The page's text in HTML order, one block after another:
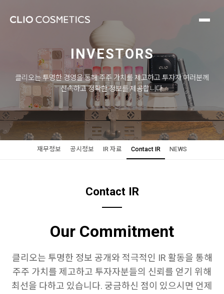
INVESTORS
클리오는 투명한 경영을 통해 주주 가치를 제고하고 투자자 여러분께
신속하고 정확한 정보를 제공합니다.
재무정보 공시정보 IR 자료 Contact IR NEWS
Contact IR
Our Commitment
클리오는 투명한 정보 공개와 적극적인 IR 활동을 통해
주주 가치를 제고하고 투자자분들의 신뢰를 얻기 위해
최선을 다하고 있습니다. 궁금하신 점이 있으시면 언제